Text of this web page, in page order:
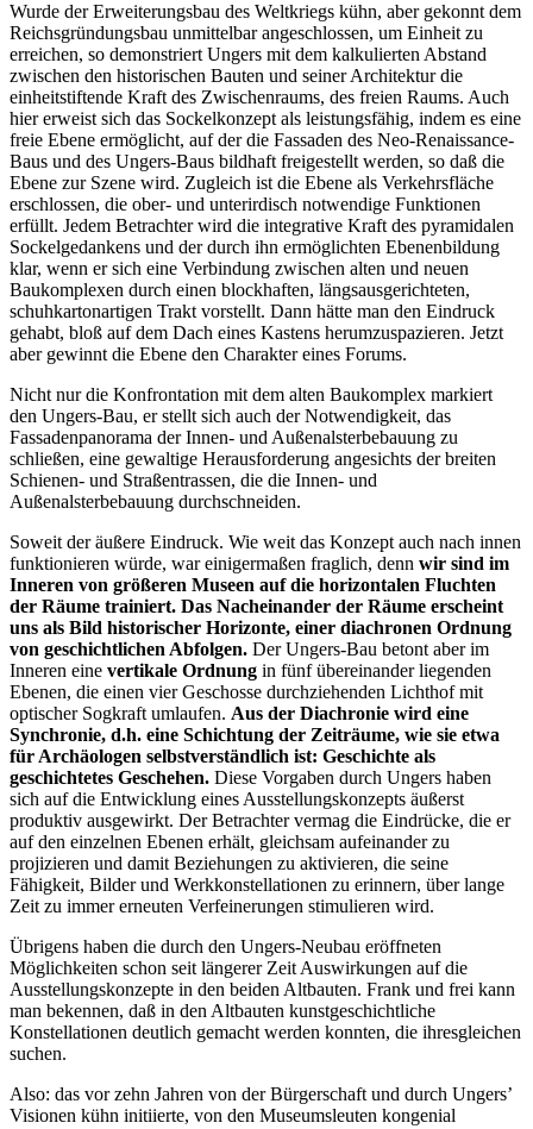
Wurde der Erweiterungsbau des Weltkriegs kühn, aber gekonnt dem
Reichsgründungsbau unmittelbar angeschlossen, um Einheit zu
erreichen, so demonstriert Ungers mit dem kalkulierten Abstand
zwischen den historischen Bauten und seiner Architektur die
einheitstiftende Kraft des Zwischenraums, des freien Raums. Auch
hier erweist sich das Sockelkonzept als leistungsfähig, indem es eine
freie Ebene ermöglicht, auf der die Fassaden des Neo-Renaissance-
Baus und des Ungers-Baus bildhaft freigestellt werden, so daß die
Ebene zur Szene wird. Zugleich ist die Ebene als Verkehrsfläche
erschlossen, die ober- und unterirdisch notwendige Funktionen
erfüllt. Jedem Betrachter wird die integrative Kraft des pyramidalen
Sockelgedankens und der durch ihn ermöglichten Ebenenbildung
klar, wenn er sich eine Verbindung zwischen alten und neuen
Baukomplexen durch einen blockhaften, längsausgerichteten,
schuhkartonartigen Trakt vorstellt. Dann hätte man den Eindruck
gehabt, bloß auf dem Dach eines Kastens herumzuspazieren. Jetzt
aber gewinnt die Ebene den Charakter eines Forums.
Nicht nur die Konfrontation mit dem alten Baukomplex markiert
den Ungers-Bau, er stellt sich auch der Notwendigkeit, das
Fassadenpanorama der Innen- und Außenalsterbebauung zu
schließen, eine gewaltige Herausforderung angesichts der breiten
Schienen- und Straßentrassen, die die Innen- und
Außenalsterbebauung durchschneiden.
Soweit der äußere Eindruck. Wie weit das Konzept auch nach innen
funktionieren würde, war einigermaßen fraglich, denn wir sind im
Inneren von größeren Museen auf die horizontalen Fluchten
der Räume trainiert. Das Nacheinander der Räume erscheint
uns als Bild historischer Horizonte, einer diachronen Ordnung
von geschichtlichen Abfolgen. Der Ungers-Bau betont aber im
Inneren eine vertikale Ordnung in fünf übereinander liegenden
Ebenen, die einen vier Geschosse durchziehenden Lichthof mit
optischer Sogkraft umlaufen. Aus der Diachronie wird eine
Synchronie, d.h. eine Schichtung der Zeiträume, wie sie etwa
für Archäologen selbstverständlich ist: Geschichte als
geschichtetes Geschehen. Diese Vorgaben durch Ungers haben
sich auf die Entwicklung eines Ausstellungskonzepts äußerst
produktiv ausgewirkt. Der Betrachter vermag die Eindrücke, die er
auf den einzelnen Ebenen erhält, gleichsam aufeinander zu
projizieren und damit Beziehungen zu aktivieren, die seine
Fähigkeit, Bilder und Werkkonstellationen zu erinnern, über lange
Zeit zu immer erneuten Verfeinerungen stimulieren wird.
Übrigens haben die durch den Ungers-Neubau eröffneten
Möglichkeiten schon seit längerer Zeit Auswirkungen auf die
Ausstellungskonzepte in den beiden Altbauten. Frank und frei kann
man bekennen, daß in den Altbauten kunstgeschichtliche
Konstellationen deutlich gemacht werden konnten, die ihresgleichen
suchen.
Also: das vor zehn Jahren von der Bürgerschaft und durch Ungers’
Visionen kühn initiierte, von den Museumsleuten kongenial